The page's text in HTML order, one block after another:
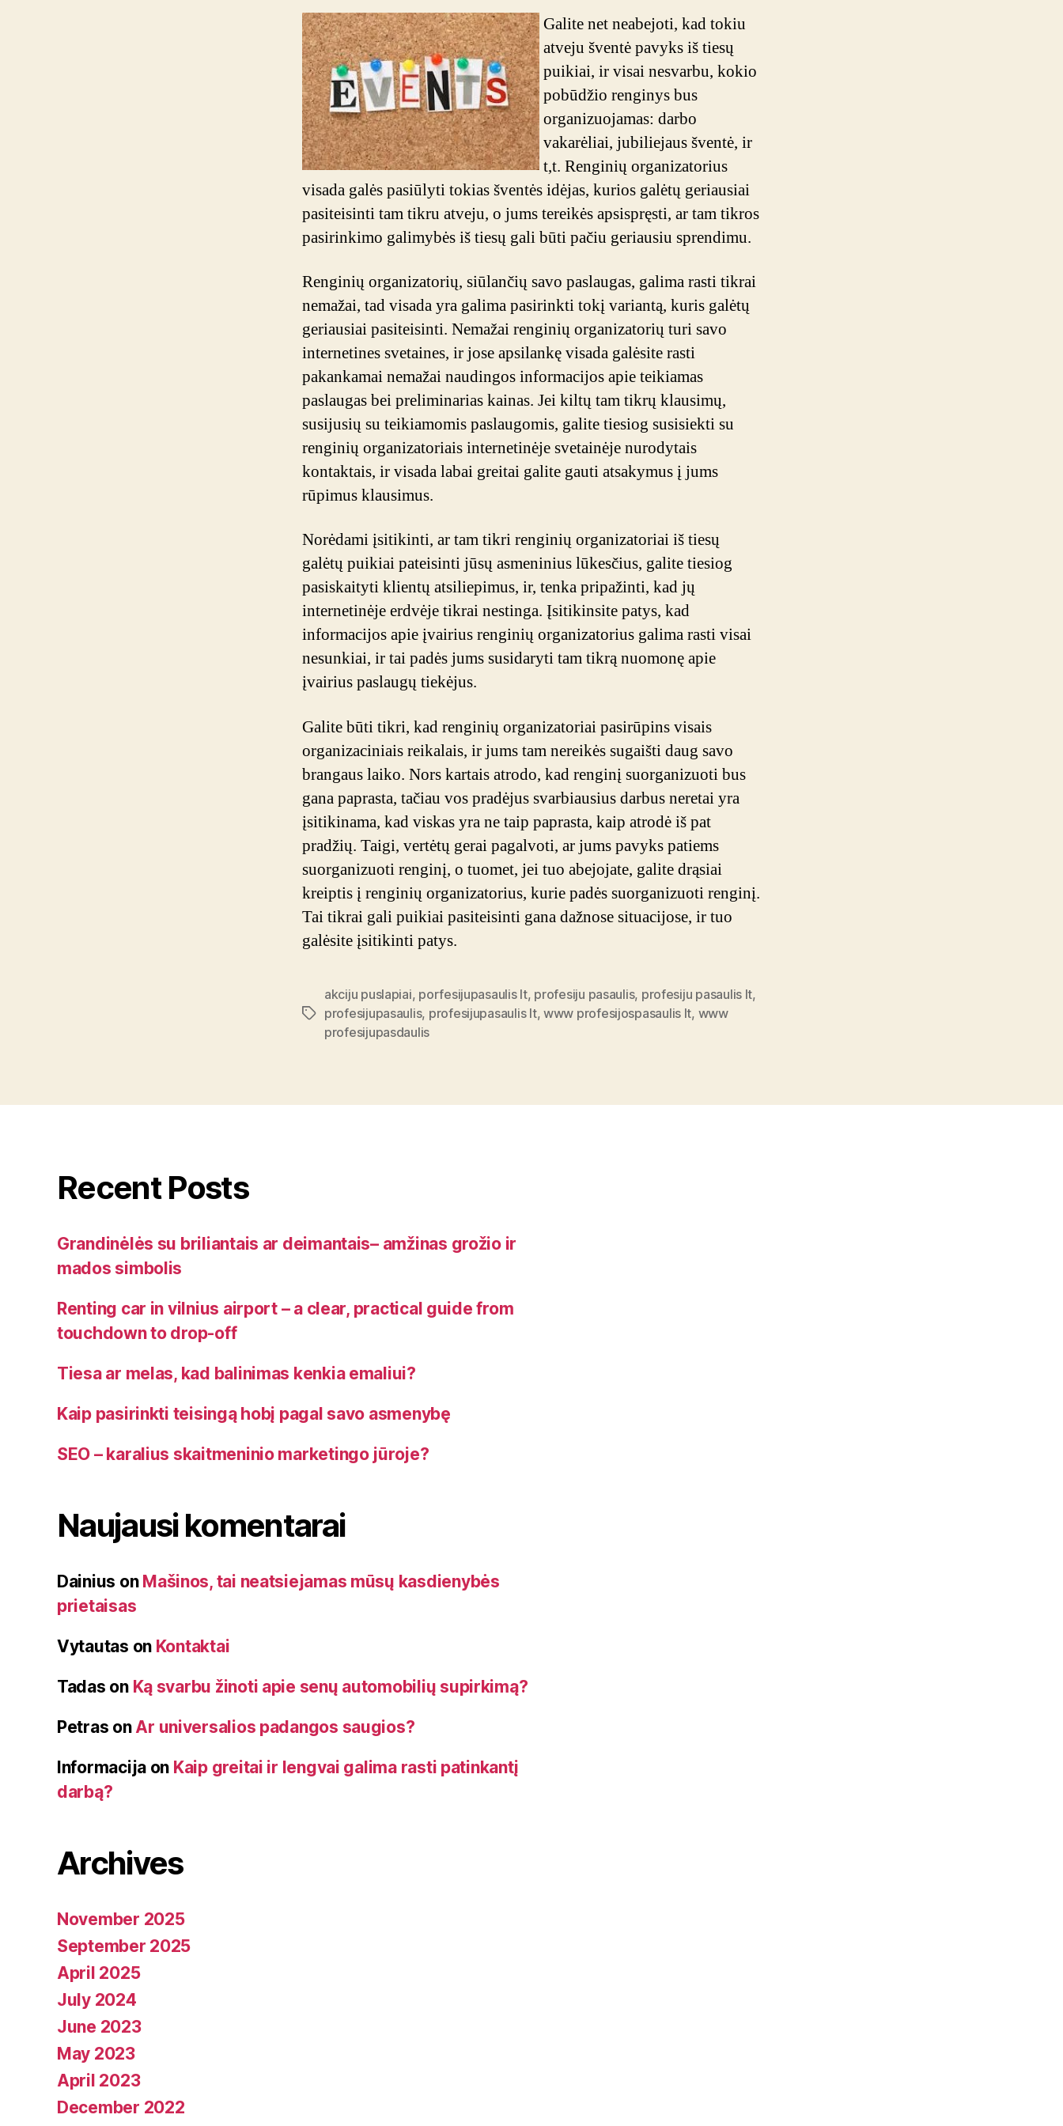
Galite net neabejoti, kad tokiu
atveju šventė pavyks iš tiesų
puikiai, ir visai nesvarbu, kokio
pobūdžio renginys bus
organizuojamas: darbo
vakarėliai, jubiliejaus šventė, ir
t,t. Renginių organizatorius
visada galės pasiūlyti tokias šventės idėjas, kurios galėtų geriausiai
pasiteisinti tam tikru atveju, o jums tereikės apsispręsti, ar tam tikros
pasirinkimo galimybės iš tiesų gali būti pačiu geriausiu sprendimu.
Renginių organizatorių, siūlančių savo paslaugas, galima rasti tikrai
nemažai, tad visada yra galima pasirinkti tokį variantą, kuris galėtų
geriausiai pasiteisinti. Nemažai renginių organizatorių turi savo
internetines svetaines, ir jose apsilankę visada galėsite rasti
pakankamai nemažai naudingos informacijos apie teikiamas
paslaugas bei preliminarias kainas. Jei kiltų tam tikrų klausimų,
susijusių su teikiamomis paslaugomis, galite tiesiog susisiekti su
renginių organizatoriais internetinėje svetainėje nurodytais
kontaktais, ir visada labai greitai galite gauti atsakymus į jums
rūpimus klausimus.
Norėdami įsitikinti, ar tam tikri renginių organizatoriai iš tiesų
galėtų puikiai pateisinti jūsų asmeninius lūkesčius, galite tiesiog
pasiskaityti klientų atsiliepimus, ir, tenka pripažinti, kad jų
internetinėje erdvėje tikrai nestinga. Įsitikinsite patys, kad
informacijos apie įvairius renginių organizatorius galima rasti visai
nesunkiai, ir tai padės jums susidaryti tam tikrą nuomonę apie
įvairius paslaugų tiekėjus.
Galite būti tikri, kad renginių organizatoriai pasirūpins visais
organizaciniais reikalais, ir jums tam nereikės sugaišti daug savo
brangaus laiko. Nors kartais atrodo, kad renginį suorganizuoti bus
gana paprasta, tačiau vos pradėjus svarbiausius darbus neretai yra
įsitikinama, kad viskas yra ne taip paprasta, kaip atrodė iš pat
pradžių. Taigi, vertėtų gerai pagalvoti, ar jums pavyks patiems
suorganizuoti renginį, o tuomet, jei tuo abejojate, galite drąsiai
kreiptis į renginių organizatorius, kurie padės suorganizuoti renginį.
Tai tikrai gali puikiai pasiteisinti gana dažnose situacijose, ir tuo
galėsite įsitikinti patys.
Tags
akciju puslapiai, porfesijupasaulis lt, profesiju pasaulis, profesiju pasaulis lt,
profesijupasaulis, profesijupasaulis lt, www profesijospasaulis lt, www
profesijupasdaulis
Recent Posts
Grandinėlės su briliantais ar deimantais– amžinas grožio ir
mados simbolis
Renting car in vilnius airport – a clear, practical guide from
touchdown to drop-off
Tiesa ar melas, kad balinimas kenkia emaliui?
Kaip pasirinkti teisingą hobį pagal savo asmenybę
SEO – karalius skaitmeninio marketingo jūroje?
Naujausi komentarai
Dainius on Mašinos, tai neatsiejamas mūsų kasdienybės
prietaisas
Vytautas on Kontaktai
Tadas on Ką svarbu žinoti apie senų automobilių supirkimą?
Petras on Ar universalios padangos saugios?
Informacija on Kaip greitai ir lengvai galima rasti patinkantį
darbą?
Archives
November 2025
September 2025
April 2025
July 2024
June 2023
May 2023
April 2023
December 2022